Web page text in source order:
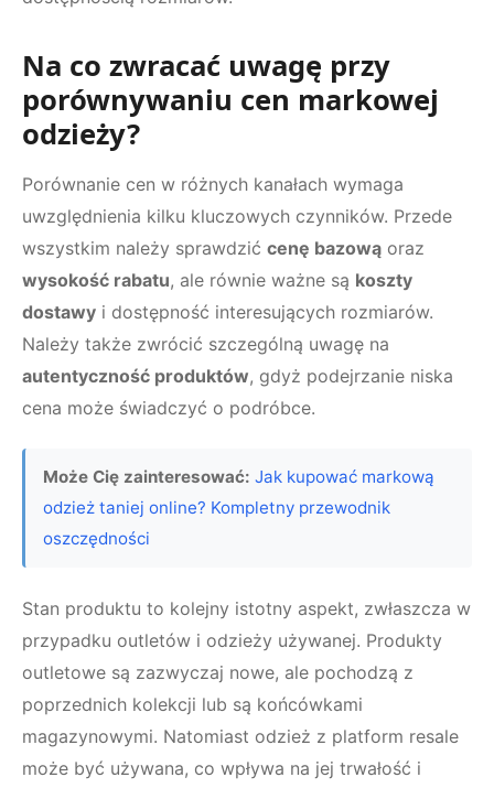
Na co zwracać uwagę przy
porównywaniu cen markowej
odzieży?
Porównanie cen w różnych kanałach wymaga
uwzględnienia kilku kluczowych czynników. Przede
wszystkim należy sprawdzić cenę bazową oraz
wysokość rabatu, ale równie ważne są koszty
dostawy i dostępność interesujących rozmiarów.
Należy także zwrócić szczególną uwagę na
autentyczność produktów, gdyż podejrzanie niska
cena może świadczyć o podróbce.
Może Cię zainteresować: Jak kupować markową
odzież taniej online? Kompletny przewodnik
oszczędności
Stan produktu to kolejny istotny aspekt, zwłaszcza w
przypadku outletów i odzieży używanej. Produkty
outletowe są zazwyczaj nowe, ale pochodzą z
poprzednich kolekcji lub są końcówkami
magazynowymi. Natomiast odzież z platform resale
może być używana, co wpływa na jej trwałość i